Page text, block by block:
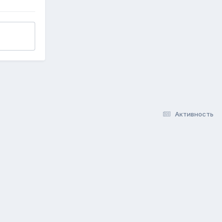
Активность